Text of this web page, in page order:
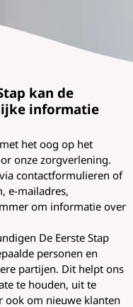
kan de
informatie
het oog op het
onze zorgverlening.
contactformulieren of
e-mailadres,
om informatie over
De Eerste Stap
personen en
partijen. Dit helpt ons
te houden, uit te
ook om nieuwe klanten